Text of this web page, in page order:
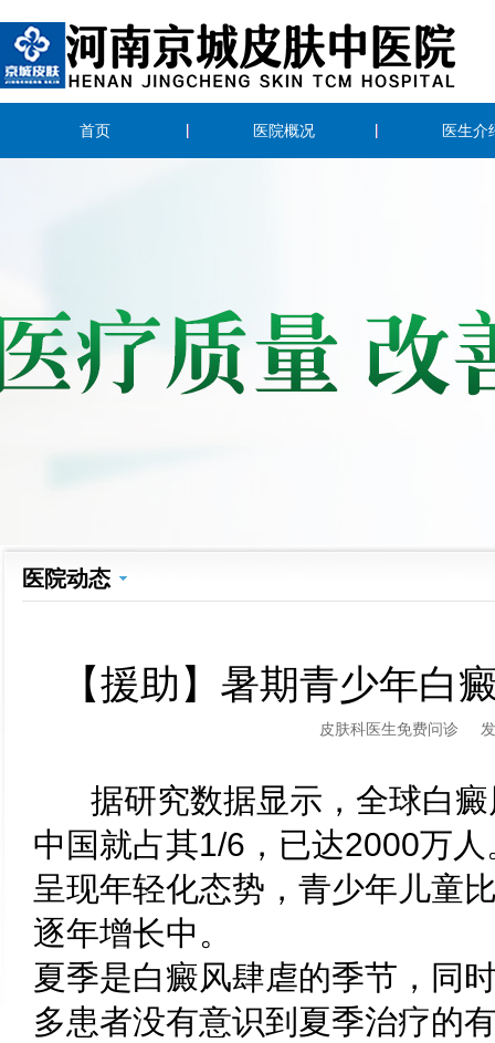
首页 医院概况 医生介
医院动态
【援助】暑期青少年白
皮肤科医生免费问诊
据研究数据显示，全球白
中国就占其1/6，已达2000万
呈现年轻化态势，青少年儿童
逐年增长中。
夏季是白癜风肆虐的季节，同
多患者没有意识到夏季治疗的